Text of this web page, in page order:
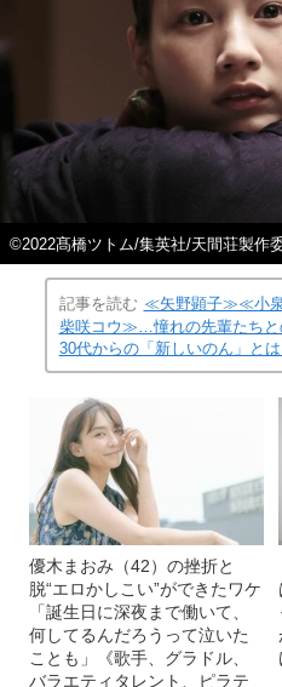
©2022髙橋ツトム/集英社/天間荘製作
記事を読む ≪矢野顕子≫≪小
柴咲コウ≫…憧れの先輩たちと
30代からの「新しいのん」とは
優木まおみ（42）の挫折と
脱“エロかしこい”ができたワケ
「誕生日に深夜まで働いて、
何してるんだろうって泣いた
ことも」《歌手、グラドル、
バラエティタレント、ピラテ